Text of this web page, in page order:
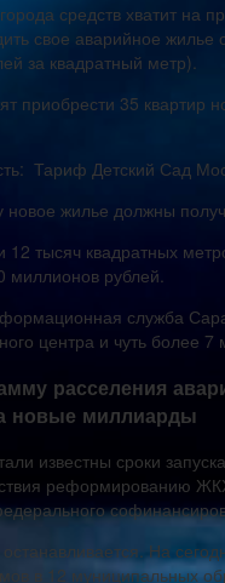
средств хватит на
свое аварийное
за квадратный метр).
приобрести 35
Тариф Детский Сад
новое жилье должны
12 тысяч квадратных
миллионов рублей.
служба
центра и чуть более
расселения
новые миллиарды
известны сроки
реформированию
На
в 12 муниципальных